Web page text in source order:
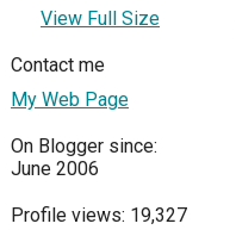
View Full Size
Contact me
My Web Page
On Blogger since:
June 2006
Profile views: 19,327